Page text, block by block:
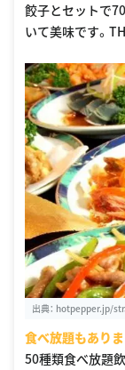
餃子とセットで
いて美味です。
出典： hotpepper.jp/
食べ放題もありま
50種類食べ放題